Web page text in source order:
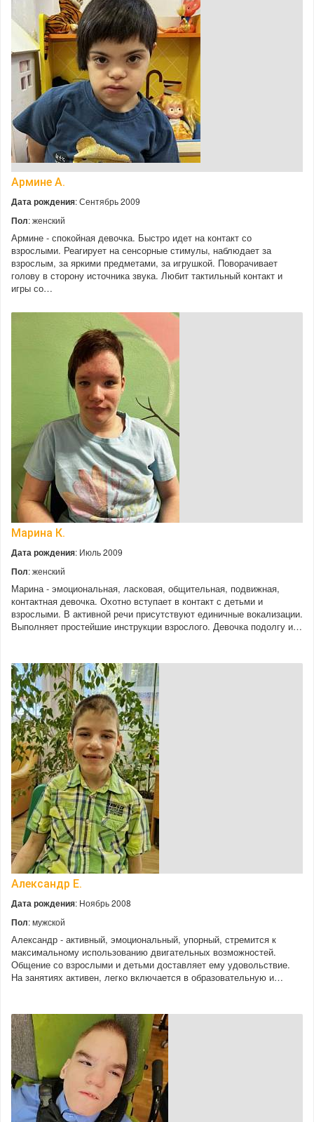
Армине А.
Дата рождения: Сентябрь 2009
Пол: женский
Армине - спокойная девочка. Быстро идет на контакт со
взрослыми. Реагирует на сенсорные стимулы, наблюдает за
взрослым, за яркими предметами, за игрушкой. Поворачивает
голову в сторону источника звука. Любит тактильный контакт и
игры со…
Марина К.
Дата рождения: Июль 2009
Пол: женский
Марина - эмоциональная, ласковая, общительная, подвижная,
контактная девочка. Охотно вступает в контакт с детьми и
взрослыми. В активной речи присутствуют единичные вокализации.
Выполняет простейшие инструкции взрослого. Девочка подолгу и…
Александр Е.
Дата рождения: Ноябрь 2008
Пол: мужской
Александр - активный, эмоциональный, упорный, стремится к
максимальному использованию двигательных возможностей.
Общение со взрослыми и детьми доставляет ему удовольствие.
На занятиях активен, легко включается в образовательную и…